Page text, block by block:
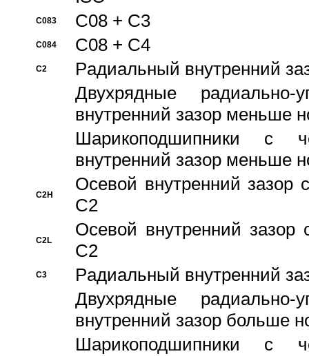
C083 C08 + C3
C084 C08 + C4
C2
Pадиальный внутренний
Двухрядные радиально-
внутренний зазор меньше
Шарикоподшипники с
внутренний зазор меньше
C2H
Осевой внутренний зазор
C2
C2L
Осевой внутренний зазор
C2
C3
Pадиальный внутренний
Двухрядные радиально-
внутренний зазор больше
Шарикоподшипники с